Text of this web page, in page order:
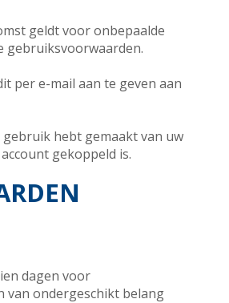
geldt voor onbepaalde
gebruiksvoorwaarden.
per e-mail aan te geven aan
hebt gemaakt van uw
gekoppeld is.
dagen voor
van ondergeschikt belang